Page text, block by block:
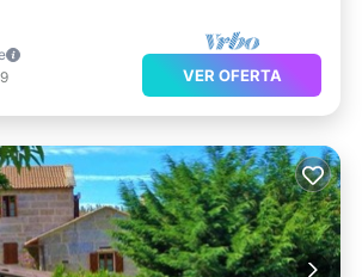
VER OFERTA